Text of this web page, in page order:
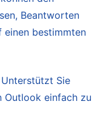
Beantworten
einen bestimmten
Unterstützt Sie
Outlook einfach zu